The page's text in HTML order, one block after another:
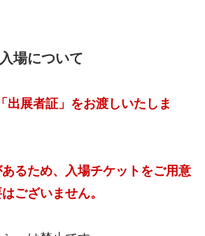
場について
出展者証」をお渡しいたしま
るため、入場チケットをご用意
ございません。